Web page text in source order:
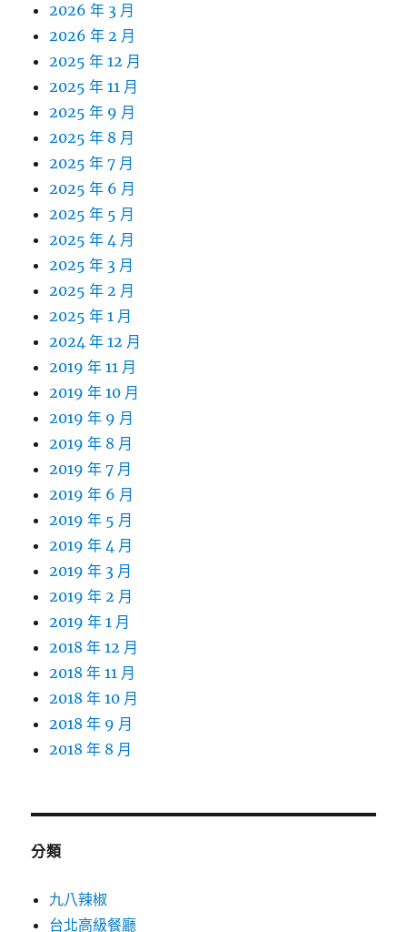
2026 年 3 月
2026 年 2 月
2025 年 12 月
2025 年 11 月
2025 年 9 月
2025 年 8 月
2025 年 7 月
2025 年 6 月
2025 年 5 月
2025 年 4 月
2025 年 3 月
2025 年 2 月
2025 年 1 月
2024 年 12 月
2019 年 11 月
2019 年 10 月
2019 年 9 月
2019 年 8 月
2019 年 7 月
2019 年 6 月
2019 年 5 月
2019 年 4 月
2019 年 3 月
2019 年 2 月
2019 年 1 月
2018 年 12 月
2018 年 11 月
2018 年 10 月
2018 年 9 月
2018 年 8 月
分類
九八辣椒
台北高級餐廳